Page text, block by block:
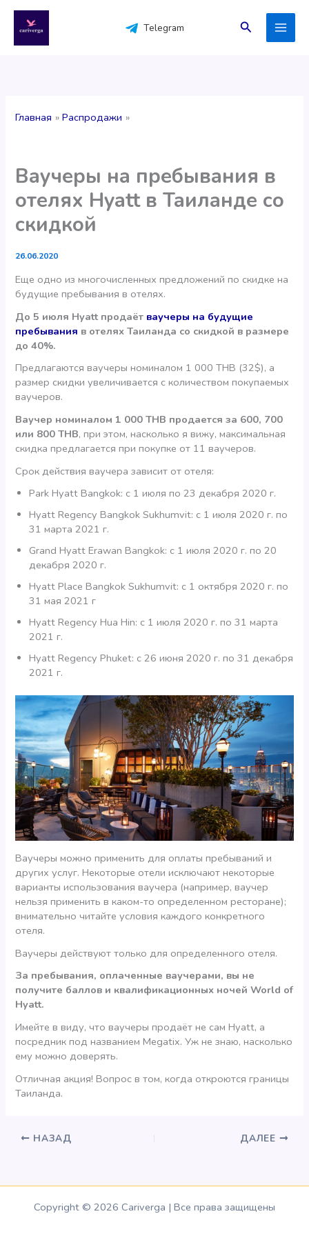
содержимому
Telegram Поиск
Главная Распродажи
Ваучеры на пребывания в
отелях Hyatt в Таиланде со
скидкой
26.06.2020
Еще одно из многочисленных предложений по скидке на
будущие пребывания в отелях.
До 5 июля Hyatt продаёт ваучеры на будущие
пребывания в отелях Таиланда со скидкой в размере
до 40%.
Предлагаются ваучеры номиналом 1 000 THB (32$), а
размер скидки увеличивается с количеством покупаемых
ваучеров.
Ваучер номиналом 1 000 THB продается за 600, 700
или 800 THB, при этом, насколько я вижу, максимальная
скидка предлагается при покупке от 11 ваучеров.
Срок действия ваучера зависит от отеля:
Park Hyatt Bangkok: с 1 июля по 23 декабря 2020 г.
Hyatt Regency Bangkok Sukhumvit: с 1 июля 2020 г. по
31 марта 2021 г.
Grand Hyatt Erawan Bangkok: с 1 июля 2020 г. по 20
декабря 2020 г.
Hyatt Place Bangkok Sukhumvit: с 1 октября 2020 г. по
31 мая 2021 г
Hyatt Regency Hua Hin: с 1 июля 2020 г. по 31 марта
2021 г.
Hyatt Regency Phuket: с 26 июня 2020 г. по 31 декабря
2021 г.
Ваучеры можно применить для оплаты пребываний и
других услуг. Некоторые отели исключают некоторые
варианты использования ваучера (например, ваучер
нельзя применить в каком-то определенном ресторане);
внимательно читайте условия каждого конкретного
отеля.
Ваучеры действуют только для определенного отеля.
За пребывания, оплаченные ваучерами, вы не
получите баллов и квалификационных ночей World of
Hyatt.
Имейте в виду, что ваучеры продаёт не сам Hyatt, а
посредник под названием Megatix. Уж не знаю, насколько
ему можно доверять.
Отличная акция! Вопрос в том, когда откроются границы
Таиланда.
НАЗАД ДАЛЕЕ
Copyright © 2026 Cariverga | Все права защищены